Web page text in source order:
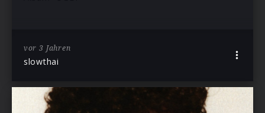
vor 3 Jahren
slowthai